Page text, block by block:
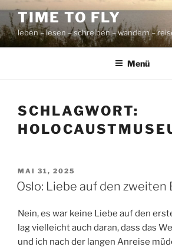
Zum
Inhalt
springen
TIME TO FLY
leben – lesen – schreiben – wandern –
Menü
SCHLAGWORT:
VERÖFFENTLICHT
AM
MAI 31, 2025
Oslo: Liebe auf den zweiten
Nein, es war keine Liebe auf den
lag vielleicht auch daran, dass das
und ich nach der langen Anreise